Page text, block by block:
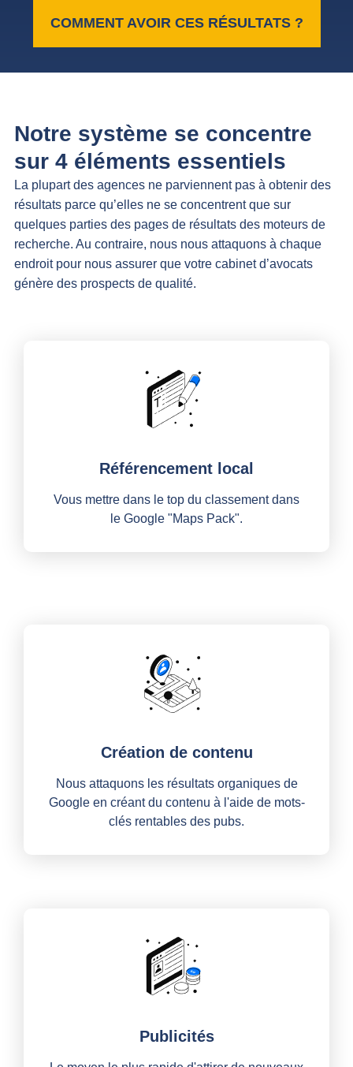
COMMENT AVOIR CES RÉSULTATS ?
Notre système se concentre
sur 4 éléments essentiels
La plupart des agences ne parviennent pas à obtenir des
résultats parce qu’elles ne se concentrent que sur
quelques parties des pages de résultats des moteurs de
recherche. Au contraire, nous nous attaquons à chaque
endroit pour nous assurer que votre cabinet d’avocats
génère des prospects de qualité.
Référencement local
Vous mettre dans le top du classement dans
le Google "Maps Pack".
Création de contenu
Nous attaquons les résultats organiques de
Google en créant du contenu à l'aide de mots-
clés rentables des pubs.
Publicités